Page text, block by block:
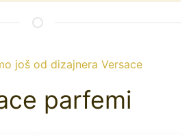
još od dizajnera Versace
parfemi